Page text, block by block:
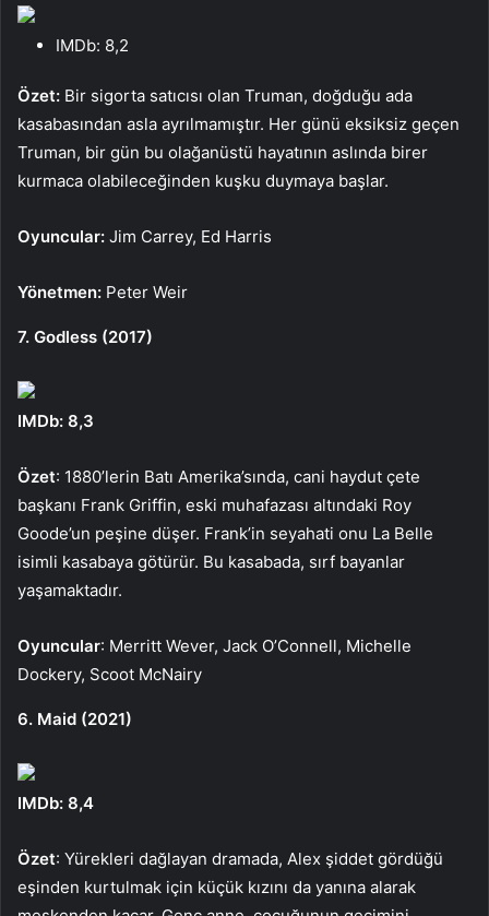
IMDb: 8,2
Özet: Bir sigorta satıcısı olan Truman, doğduğu ada
kasabasından asla ayrılmamıştır. Her günü eksiksiz geçen
Truman, bir gün bu olağanüstü hayatının aslında birer
kurmaca olabileceğinden kuşku duymaya başlar.
Oyuncular: Jim Carrey, Ed Harris
Yönetmen: Peter Weir
7. Godless (2017)
IMDb: 8,3
Özet: 1880’lerin Batı Amerika’sında, cani haydut çete
başkanı Frank Griffin, eski muhafazası altındaki Roy
Goode’un peşine düşer. Frank’in seyahati onu La Belle
isimli kasabaya götürür. Bu kasabada, sırf bayanlar
yaşamaktadır.
Oyuncular: Merritt Wever, Jack O’Connell, Michelle
Dockery, Scoot McNairy
6. Maid (2021)
IMDb: 8,4
Özet: Yürekleri dağlayan dramada, Alex şiddet gördüğü
eşinden kurtulmak için küçük kızını da yanına alarak